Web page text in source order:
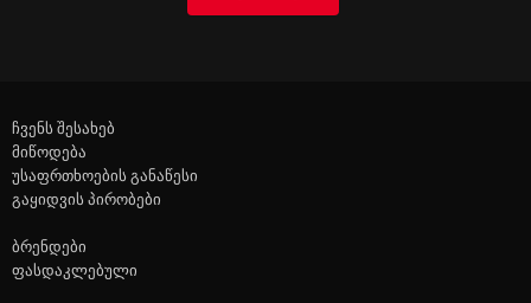
ჩვენს შესახებ
მიწოდება
უსაფრთხოების განაწესი
გაყიდვის პირობები
ბრენდები
ფასდაკლებული